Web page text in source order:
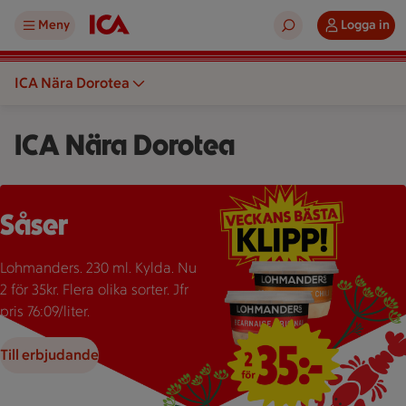
Meny Logga in
ICA Nära Dorotea
ICA Nära Dorotea
Två burkar Lohmanders sås med texten "2 för 35:-" som
Såser
Lohmanders. 230 ml. Kylda. Nu
2 för 35kr. Flera olika sorter. Jfr
pris 76:09/liter.
Till erbjudande